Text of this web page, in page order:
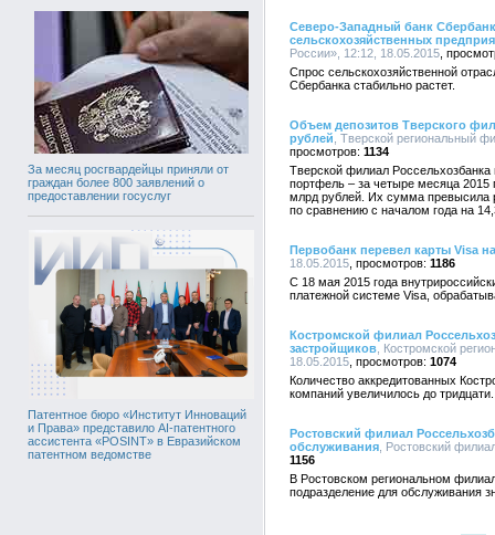
За месяц росгвардейцы приняли от
граждан более 800 заявлений о
предоставлении госуслуг
Патентное бюро «Институт Инноваций
и Права» представило AI-патентного
ассистента «POSINT» в Евразийском
патентном ведомстве
Северо-Западный банк
сельскохозяйственных
России», 12:12, 18.05.2015
Спрос сельскохозяйственной
Сбербанка стабильно растет.
Объем депозитов Тверского
рублей , Тверской региональный
1134
Тверской филиал
портфель – за четыре месяца 2015
млрд рублей. Их сумма превысила
по сравнению с началом года на
Первобанк перевел карты Visa
18.05.2015
1186
С 18 мая 2015 года
платежной системе Visa,
Костромской филиал
застройщиков , Костромской
18.05.2015
1074
Количество аккредитованных
компаний увеличилось до тридцати.
Ростовский филиал
обслуживания , Ростовский
1156
В Ростовском региональном
подразделение для обслуживания